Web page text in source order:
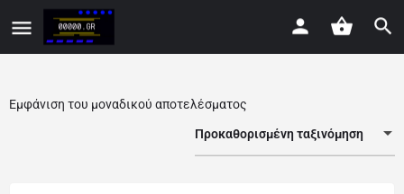
Εμφάνιση του μοναδικού αποτελέσματος
Προκαθορισμένη ταξινόμηση